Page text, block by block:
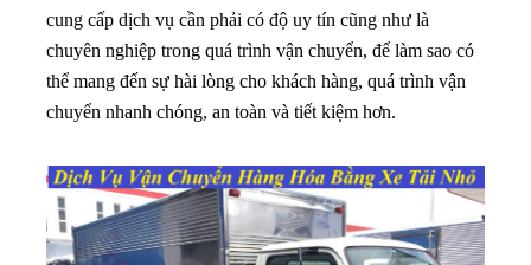
cung cấp dịch vụ cần phải có độ uy tín cũng như là
chuyên nghiệp trong quá trình vận chuyển, để làm sao có
thể mang đến sự hài lòng cho khách hàng, quá trình vận
chuyển nhanh chóng, an toàn và tiết kiệm hơn.